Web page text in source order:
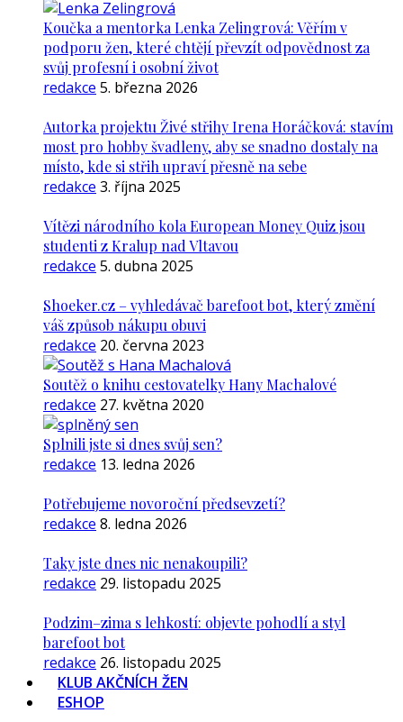
Koučka a mentorka Lenka Zelingrová: Věřím v
podporu žen, které chtějí převzít odpovědnost za
svůj profesní i osobní život
redakce 5. března 2026
Autorka projektu Živé střihy Irena Horáčková: stavím
most pro hobby švadleny, aby se snadno dostaly na
místo, kde si střih upraví přesně na sebe
redakce 3. října 2025
Vítězi národního kola European Money Quiz jsou
studenti z Kralup nad Vltavou
redakce 5. dubna 2025
Shoeker.cz – vyhledávač barefoot bot, který změní
váš způsob nákupu obuvi
redakce 20. června 2023
Soutěž o knihu cestovatelky Hany Machalové
redakce 27. května 2020
Splnili jste si dnes svůj sen?
redakce 13. ledna 2026
Potřebujeme novoroční předsevzetí?
redakce 8. ledna 2026
Taky jste dnes nic nenakoupili?
redakce 29. listopadu 2025
Podzim–zima s lehkostí: objevte pohodlí a styl
barefoot bot
redakce 26. listopadu 2025
KLUB AKČNÍCH ŽEN
ESHOP